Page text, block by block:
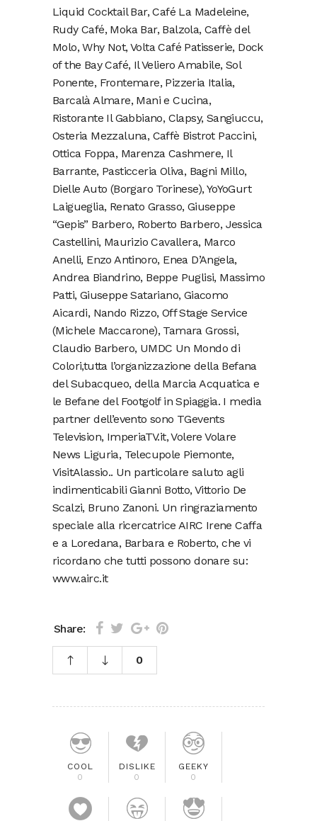
Liquid Cocktail Bar, Café La Madeleine,
Rudy Café, Moka Bar, Balzola, Caffè del
Molo, Why Not, Volta Café Patisserie, Dock
of the Bay Café, Il Veliero Amabile, Sol
Ponente, Frontemare, Pizzeria Italia,
Barcalà Almare, Mani e Cucina,
Ristorante Il Gabbiano, Clapsy, Sangiuccu,
Osteria Mezzaluna, Caffè Bistrot Paccini,
Ottica Foppa, Marenza Cashmere, Il
Barrante, Pasticceria Oliva, Bagni Millo,
Dielle Auto (Borgaro Torinese), YoYoGurt
Laigueglia, Renato Grasso, Giuseppe
“Gepis” Barbero, Roberto Barbero, Jessica
Castellini, Maurizio Cavallera, Marco
Anelli, Enzo Antinoro, Enea D’Angela,
Andrea Biandrino, Beppe Puglisi, Massimo
Patti, Giuseppe Satariano, Giacomo
Aicardi, Nando Rizzo, Off Stage Service
(Michele Maccarone), Tamara Grossi,
Claudio Barbero, UMDC Un Mondo di
Colori,tutta l’organizzazione della Befana
del Subacqueo, della Marcia Acquatica e
le Befane del Footgolf in Spiaggia. I media
partner dell’evento sono TGevents
Television, ImperiaTV.it, Volere Volare
News Liguria, Telecupole Piemonte,
VisitAlassio.. Un particolare saluto agli
indimenticabili Gianni Botto, Vittorio De
Scalzi, Bruno Zanoni. Un ringraziamento
speciale alla ricercatrice AIRC Irene Caffa
e a Loredana, Barbara e Roberto, che vi
ricordano che tutti possono donare su:
www.airc.it
Share:
0
COOL
0
DISLIKE
0
GEEKY
0